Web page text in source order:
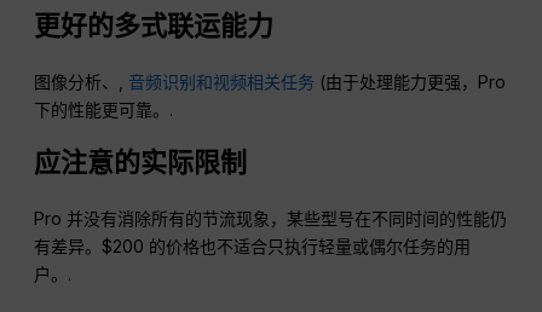
更好的多式联运能力
图像分析、, 音频识别和视频相关任务 (由于处理能力更强，Pro
下的性能更可靠。.
应注意的实际限制
Pro 并没有消除所有的节流现象，某些型号在不同时间的性能仍
有差异。$200 的价格也不适合只执行轻量或偶尔任务的用
户。.